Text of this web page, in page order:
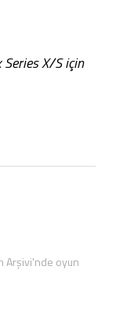
X/S için
Arşivi'nde oyun